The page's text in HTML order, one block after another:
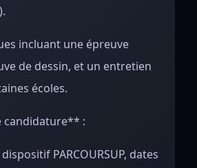
incluant une épreuve
de dessin, et un entretien
écoles.
candidature** :
PARCOURSUP, dates